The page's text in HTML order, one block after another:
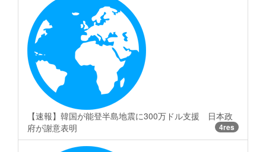
【速報】韓国が能登半島地震に300万ドル支援 日本政
府が謝意表明
4res